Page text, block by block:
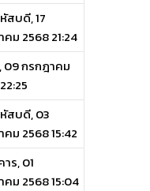
สบดี, 17
ม 2568 21:24
09 กรกฎาคม
สบดี, 03
ม 2568 15:42
ร, 01
ม 2568 15:04